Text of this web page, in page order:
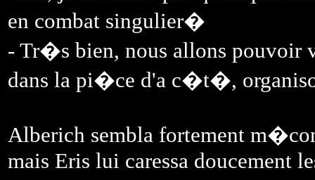
en combat singulier�
- Tr�s bien, nous allons pouvoir
dans la pi�ce d'a c�t�,
Alberich sembla fortement
mais Eris lui caressa doucement